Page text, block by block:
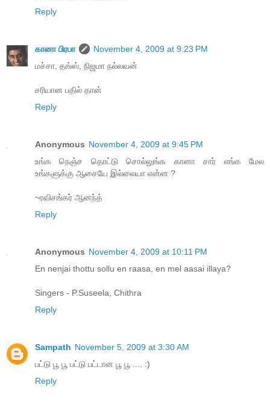
Reply
கானா பிரபா
November 4, 2009 at 9:23 PM
மச்சா, தங்ஸ், நிஜமா நல்லவன்
சரியான பதில் தான்
Reply
Anonymous November 4, 2009 at 9:45 PM
உங்க நெஞ்ச தொட்டு சொல்லுங்க கானா சார் எங்க மேல
உங்களுக்கு ஆசையே இல்லையா என்ன ?
~ரவிசங்கர் ஆனந்த்
Reply
Anonymous November 4, 2009 at 10:11 PM
En nenjai thottu sollu en raasa, en mel aasai illaya?
Singers - P.Suseela, Chithra
Reply
Sampath November 5, 2009 at 3:30 AM
பட்டு பூ பூ பட்டு பட்டான பூ பூ .... :)
Reply